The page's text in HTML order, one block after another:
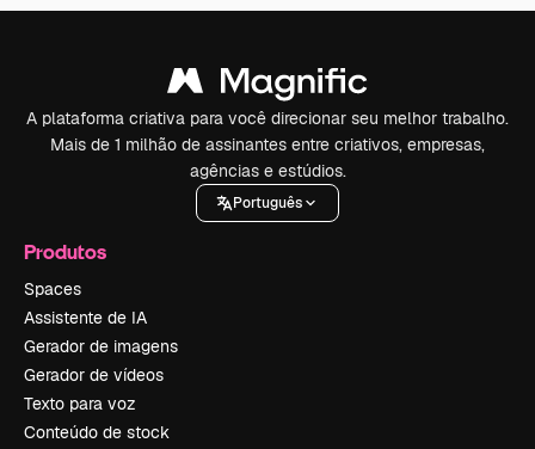
A plataforma criativa para você direcionar seu melhor trabalho.
Mais de 1 milhão de assinantes entre criativos, empresas,
agências e estúdios.
Português
Produtos
Spaces
Assistente de IA
Gerador de imagens
Gerador de vídeos
Texto para voz
Conteúdo de stock